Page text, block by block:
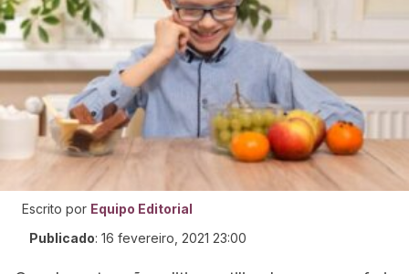
Escrito por Equipo Editorial
Publicado: 16 fevereiro, 2021 23:00